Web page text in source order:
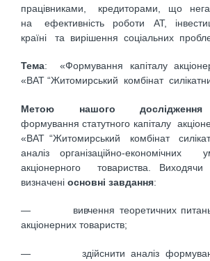
працівниками, кредиторами, що
на ефективність роботи АТ,
країні та вирішення соціальних
Тема: «Формування капіталу
«ВАТ “Житомирський комбінат
Метою нашого дослідження
формування статутного капіталу
«ВАТ “Житомирський комбінат
аналіз організаційно-
акціонерного товариства. Виходячи
визначені основні завдання:
— вивчення теоретичних питань
акціонерних товариств;
— здійснити аналіз